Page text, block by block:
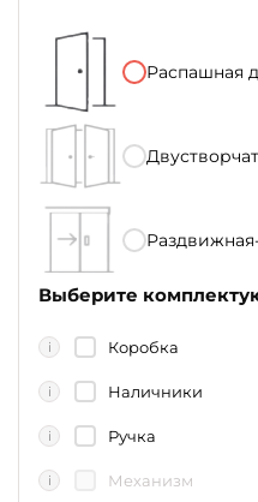
Распашная
Выберите
i Коробка
i Наличники
i Ручка
i Механизм